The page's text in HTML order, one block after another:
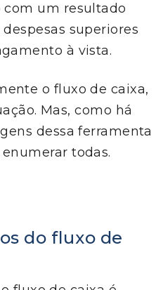
um resultado
superiores
à vista.
o fluxo de caixa,
Mas, como há
dessa ferramenta
todas.
do fluxo de